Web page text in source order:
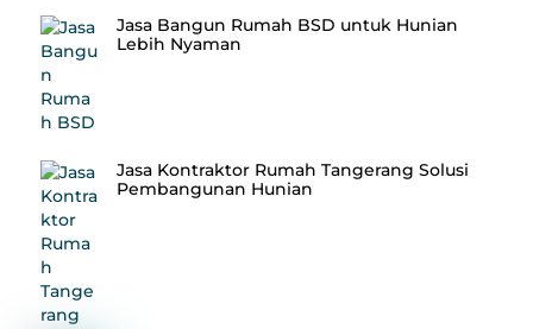
Jasa Bangun Rumah BSD untuk Hunian
Lebih Nyaman
Jasa Kontraktor Rumah Tangerang Solusi
Pembangunan Hunian